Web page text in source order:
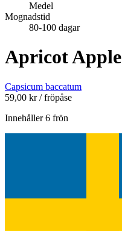
Medel
Mognadstid
80-100 dagar
Apricot Apple
Capsicum baccatum
59,00 kr / fröpåse
Innehåller 6 frön